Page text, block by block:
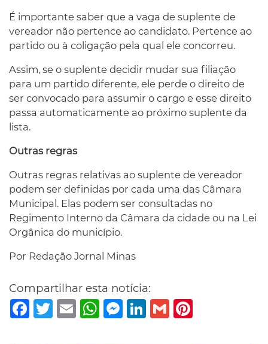
É importante saber que a vaga de suplente de
vereador não pertence ao candidato. Pertence ao
partido ou à coligação pela qual ele concorreu.
Assim, se o suplente decidir mudar sua filiação
para um partido diferente, ele perde o direito de
ser convocado para assumir o cargo e esse direito
passa automaticamente ao próximo suplente da
lista.
Outras regras
Outras regras relativas ao suplente de vereador
podem ser definidas por cada uma das Câmara
Municipal. Elas podem ser consultadas no
Regimento Interno da Câmara da cidade ou na Lei
Orgânica do município.
Por Redação Jornal Minas
Compartilhar esta notícia:
Facebook
TwitterEmail WhatsAppMessenger
LinkedIn
Gmail